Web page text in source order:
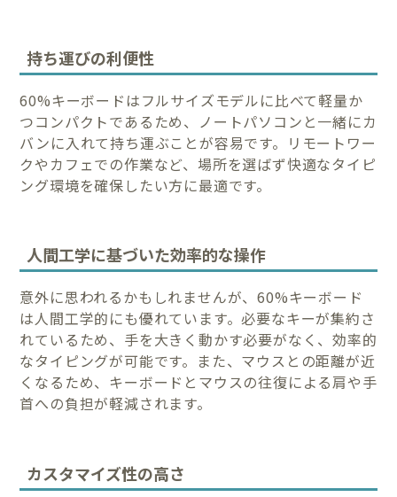
持ち運びの利便性
60%キーボードはフルサイズモデルに比べて軽量か
つコンパクトであるため、ノートパソコンと一緒にカ
バンに入れて持ち運ぶことが容易です。リモートワー
クやカフェでの作業など、場所を選ばず快適なタイピ
ング環境を確保したい方に最適です。
人間工学に基づいた効率的な操作
意外に思われるかもしれませんが、60%キーボード
は人間工学的にも優れています。必要なキーが集約さ
れているため、手を大きく動かす必要がなく、効率的
なタイピングが可能です。また、マウスとの距離が近
くなるため、キーボードとマウスの往復による肩や手
首への負担が軽減されます。
カスタマイズ性の高さ